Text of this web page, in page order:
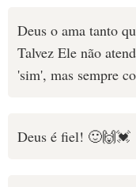
Deus o ama tanto
Talvez Ele não
'sim', mas sempre
Deus é fiel! 🙂🙌💓